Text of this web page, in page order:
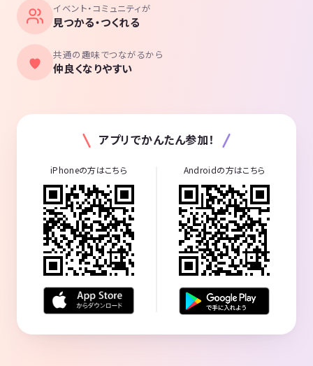
イベント・コミュニティが
見つかる・つくれる
共通の趣味でつながるから
仲良くなりやすい
アプリでかんたん参加！
iPhoneの方はこちら Androidの方はこちら